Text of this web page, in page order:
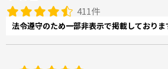
411件
法令遵守のため一部非表示で掲載しておりま